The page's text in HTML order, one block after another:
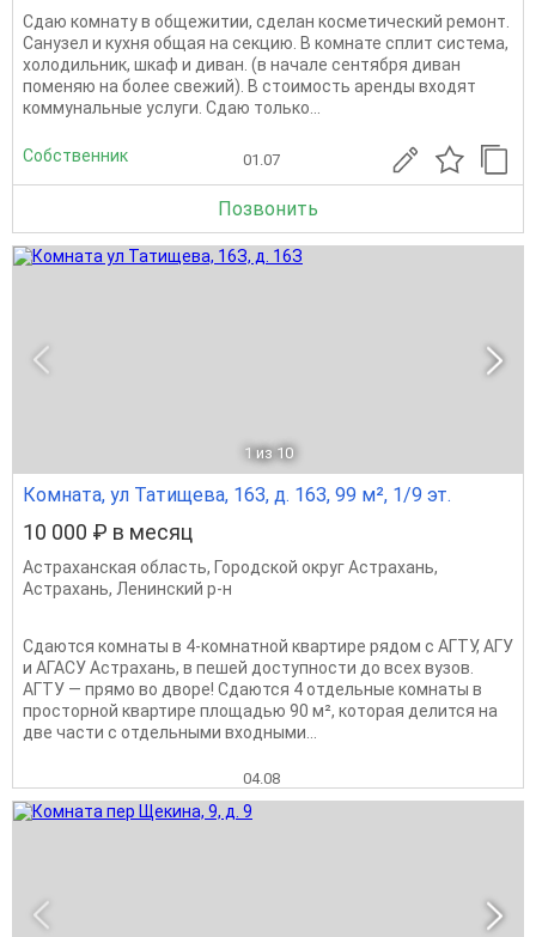
Сдаю комнату в общежитии, сделан косметический ремонт.
Санузел и кухня общая на секцию. В комнате сплит система,
холодильник, шкаф и диван. (в начале сентября диван
поменяю на более свежий). В стоимость аренды входят
коммунальные услуги. Сдаю только...
Собственник 01.07
Позвонить
1 из 10
Комната, ул Татищева, 16З, д. 16З, 99 м², 1/9 эт.
10 000 ₽ в месяц
Астраханская область, Городской округ Астрахань,
Астрахань, Ленинский р-н
Сдаются комнаты в 4-комнатной квартире рядом с АГТУ, АГУ
и АГАСУ Астрахань, в пешей доступности до всех вузов.
АГТУ — прямо во дворе! Сдаются 4 отдельные комнаты в
просторной квартире площадью 90 м², которая делится на
две части с отдельными входными...
04.08